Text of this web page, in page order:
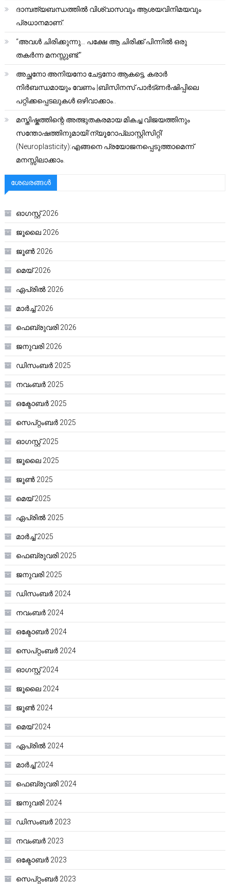
ദാമ്പത്യബന്ധത്തിൽ വിശ്വാസവും ആശയവിനിമയവും
പ്രധാനമാണ്.
“അവൾ ചിരിക്കുന്നു… പക്ഷേ ആ ചിരിക്ക് പിന്നിൽ ഒരു
തകർന്ന മനസ്സുണ്ട്.”
അച്ഛനോ അനിയനോ ചേട്ടനോ ആകട്ടെ, കരാർ
നിർബന്ധമായും വേണം |ബിസിനസ് പാർട്ണർഷിപ്പിലെ
പറ്റിക്കപ്പെടലുകൾ ഒഴിവാക്കാം..
മസ്തിഷ്കത്തിന്റെ അത്ഭുതകരമായ മികച്ച വിജയത്തിനും
സന്തോഷത്തിനുമായി’ന്യൂറോപ്ലാസ്റ്റിസിറ്റി’
(Neuroplasticity):എങ്ങനെ പ്രയോജനപ്പെടുത്താമെന്ന്
മനസ്സിലാക്കാം.
ശേഖരങ്ങൾ
ഓഗസ്റ്റ്‌ 2026
ജൂലൈ 2026
ജൂൺ 2026
മെയ്‌ 2026
ഏപ്രിൽ 2026
മാർച്ച്‌ 2026
ഫെബ്രുവരി 2026
ജനുവരി 2026
ഡിസംബർ 2025
നവംബർ 2025
ഒക്ടോബർ 2025
സെപ്റ്റംബർ 2025
ഓഗസ്റ്റ്‌ 2025
ജൂലൈ 2025
ജൂൺ 2025
മെയ്‌ 2025
ഏപ്രിൽ 2025
മാർച്ച്‌ 2025
ഫെബ്രുവരി 2025
ജനുവരി 2025
ഡിസംബർ 2024
നവംബർ 2024
ഒക്ടോബർ 2024
സെപ്റ്റംബർ 2024
ഓഗസ്റ്റ്‌ 2024
ജൂലൈ 2024
ജൂൺ 2024
മെയ്‌ 2024
ഏപ്രിൽ 2024
മാർച്ച്‌ 2024
ഫെബ്രുവരി 2024
ജനുവരി 2024
ഡിസംബർ 2023
നവംബർ 2023
ഒക്ടോബർ 2023
സെപ്റ്റംബർ 2023